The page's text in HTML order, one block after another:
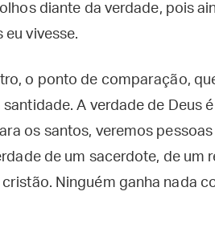
diante da verdade, pois
eu vivesse.
o ponto de comparação,
santidade. A verdade de Deus
os santos, veremos
de um sacerdote, de um
Ninguém ganha nada